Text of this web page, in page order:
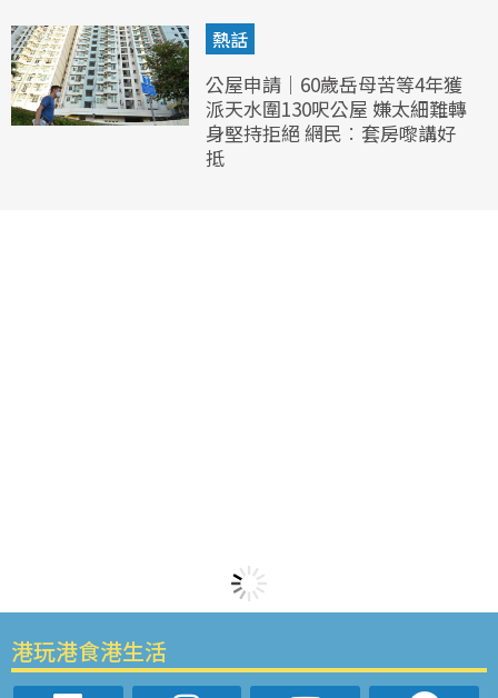
熱話
公屋申請｜60歲岳母苦等4年獲
派天水圍130呎公屋 嫌太細難轉
身堅持拒絕 網民︰套房嚟講好
抵
港玩港食港生活